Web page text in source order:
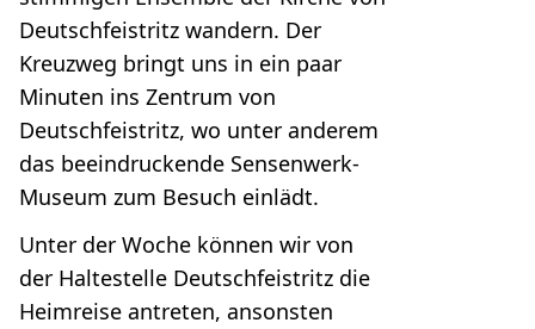
Deutschfeistritz wandern. Der
Kreuzweg bringt uns in ein paar
Minuten ins Zentrum von
Deutschfeistritz, wo unter anderem
das beeindruckende Sensenwerk-
Museum zum Besuch einlädt.
Unter der Woche können wir von
der Haltestelle Deutschfeistritz die
Heimreise antreten, ansonsten